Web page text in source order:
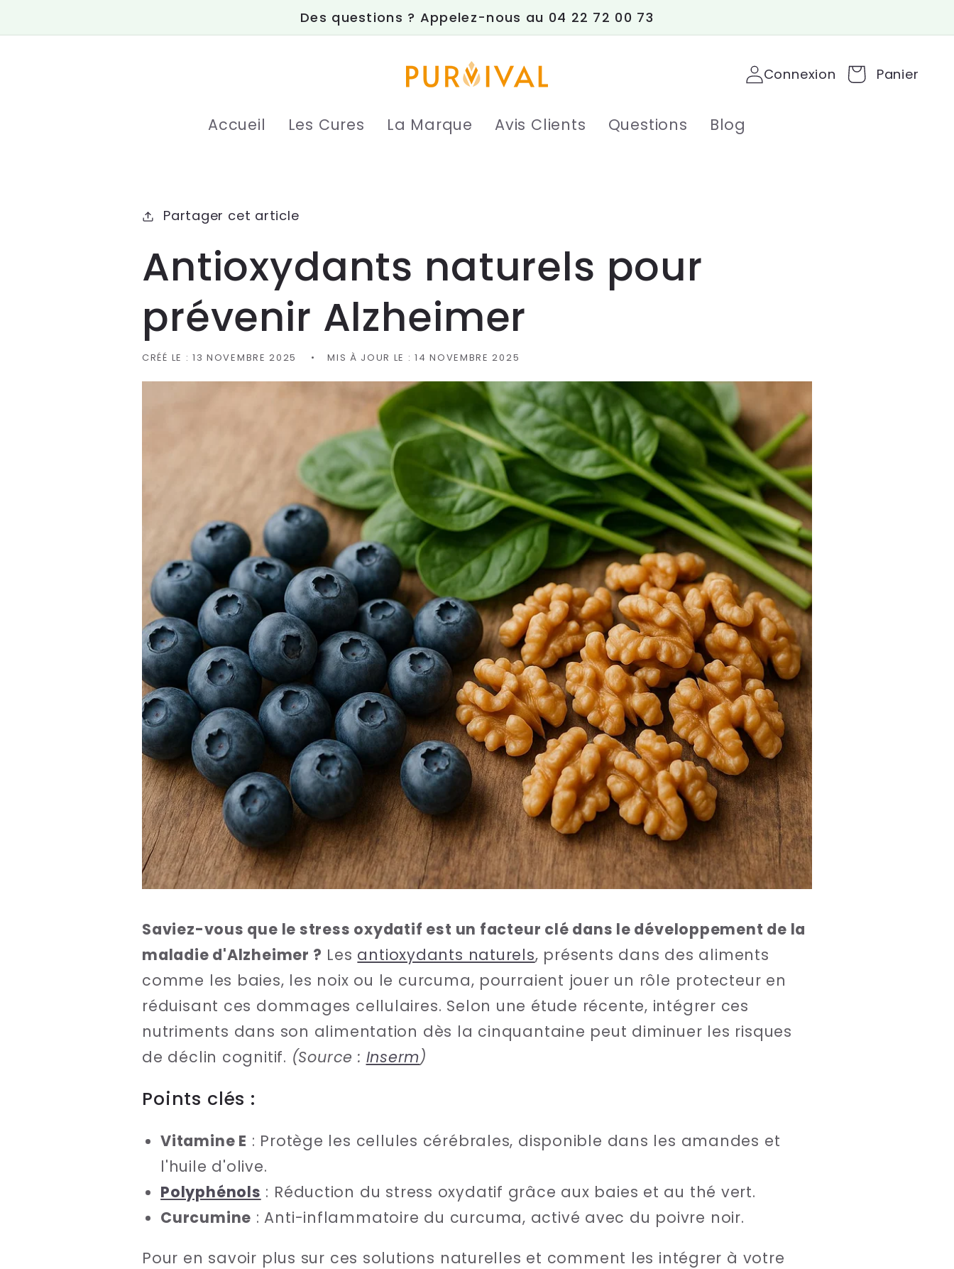
au
Des questions ? Appelez-nous au 04 22 72 00 73
Accueil Les Cures La Marque Avis Clients Questions Blog
Connexion Panier
Partager cet article
Antioxydants naturels pour
prévenir Alzheimer
CRÉÉ LE : 13 NOVEMBRE 2025 MIS À JOUR LE :14 NOVEMBRE 2025
Saviez-vous que le stress oxydatif est un facteur clé dans le développement de la
maladie d'Alzheimer ? Les antioxydants naturels, présents dans des aliments
comme les baies, les noix ou le curcuma, pourraient jouer un rôle protecteur en
réduisant ces dommages cellulaires. Selon une étude récente, intégrer ces
nutriments dans son alimentation dès la cinquantaine peut diminuer les risques
de déclin cognitif. (Source : Inserm)
Points clés :
Vitamine E : Protège les cellules cérébrales, disponible dans les amandes et
l'huile d'olive.
Polyphénols : Réduction du stress oxydatif grâce aux baies et au thé vert.
Curcumine : Anti-inflammatoire du curcuma, activé avec du poivre noir.
Pour en savoir plus sur ces solutions naturelles et comment les intégrer à votre